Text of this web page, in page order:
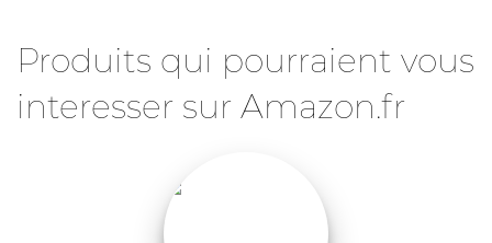
Produits qui pourraient vous
interesser sur Amazon.fr